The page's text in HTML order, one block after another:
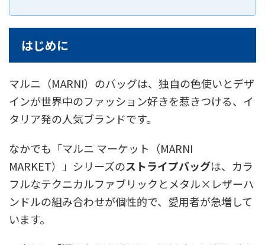
はじめに
マルニ（MARNI）のバッグは、独自の色使いとデザ
インが世界中のファッション好きを惹きつける、イ
タリア発の人気ブランドです。
なかでも「マルニ マーケット（MARNI
MARKET）」シリーズのストライプバッグは、カラ
フルなテクニカルファブリックとメタル×レザーハ
ンドルの組み合わせが個性的で、愛用者が急増して
います。